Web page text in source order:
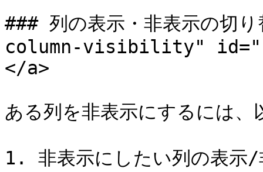
### 列の表示・非表示の
column-visibility"
</a>
ある列を非表示にするには、
1. 非表示にしたい列の表